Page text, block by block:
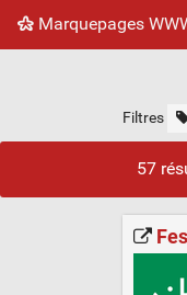
Marquepages
Filtres
57